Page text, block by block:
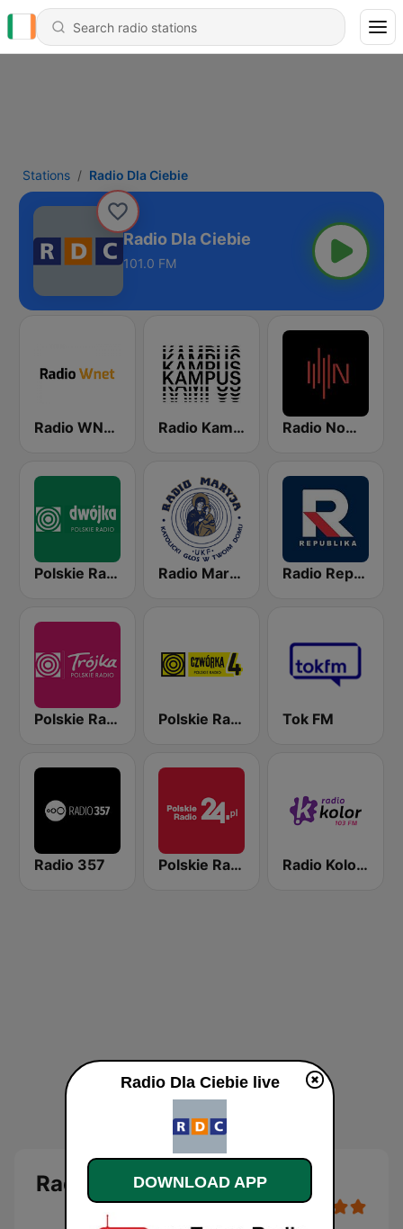
Stations Radio Dla Ciebie
Radio Dla Ciebie
101.0 FM
Radio WNET Radio Kampus 97.1 Radio Nowy Świat
Polskie Radio Program II (PR2) Dwójka Radio Maryja Radio Republika
Polskie Radio Program III (PR3) Trójka Polskie Radio Czwórka Tok FM
Radio 357 Polskie Radio 24 Radio Kolor 103 FM
Radio Dla Ciebie
Radio Dla Ciebie live
DOWNLOAD APP